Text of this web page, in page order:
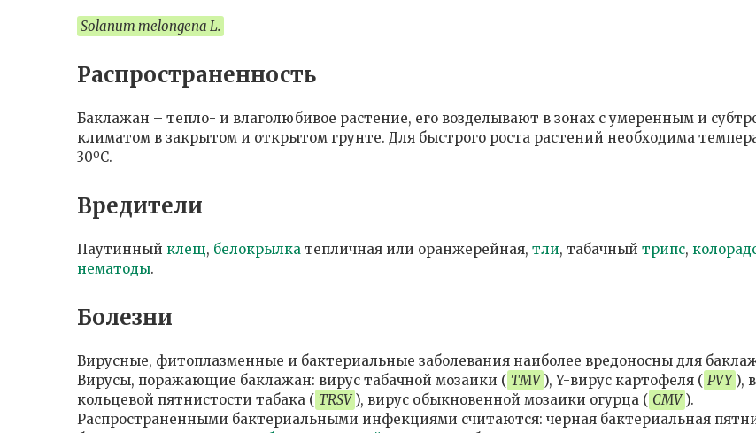
Solanum melongena L.
Распространенность
Баклажан – тепло- и влаголюбивое растение, его возделывают в зонах с умеренным и
климатом в закрытом и открытом грунте. Для быстрого роста растений необходима
30oC.
Вредители
Паутинный клещ, белокрылка тепличная или оранжерейная, тли, табачный трипс,
нематоды.
Болезни
Вирусные, фитоплазменные и бактериальные заболевания наиболее вредоносны для
Вирусы, поражающие баклажан: вирус табачной мозаики ( TMV ), Y-вирус картофеля ( PVY ),
кольцевой пятнистости табака ( TRSV ), вирус обыкновенной мозаики огурца ( CMV ).
Распространенными бактериальными инфекциями считаются: черная бактериальная